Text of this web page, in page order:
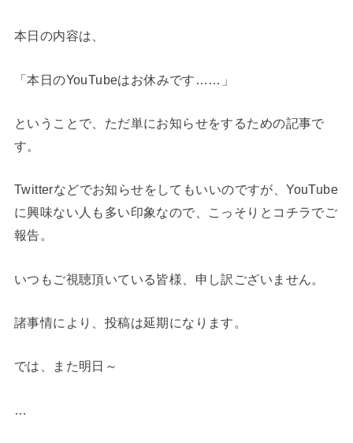
本日の内容は、
「本日のYouTubeはお休みです……」
ということで、ただ単にお知らせをするための記事で
す。
Twitterなどでお知らせをしてもいいのですが、YouTube
に興味ない人も多い印象なので、こっそりとコチラでご
報告。
いつもご視聴頂いている皆様、申し訳ございません。
諸事情により、投稿は延期になります。
では、また明日～
…